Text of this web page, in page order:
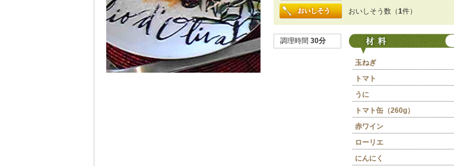
おいしそう数（1件）
調理時間 30分
玉ねぎ
トマト
うに
トマト缶（260g）
赤ワイン
ローリエ
にんにく